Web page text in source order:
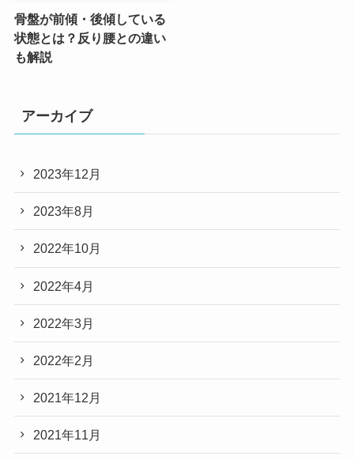
骨盤が前傾・後傾している
状態とは？反り腰との違い
も解説
アーカイブ
2023年12月
2023年8月
2022年10月
2022年4月
2022年3月
2022年2月
2021年12月
2021年11月